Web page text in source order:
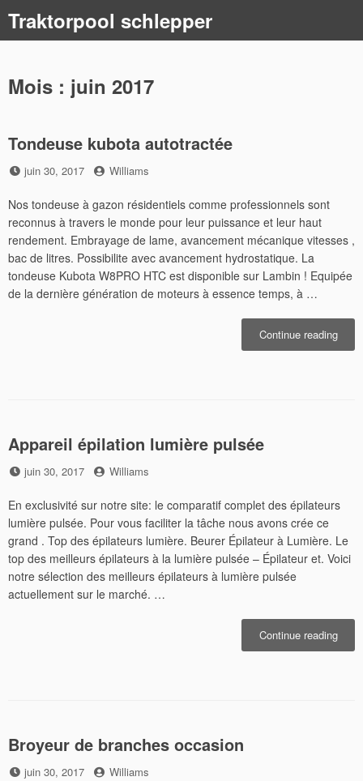
content
Traktorpool schlepper
Mois : juin 2017
Tondeuse kubota autotractée
Posted
juin 30, 2017 by
Williams
Nos tondeuse à gazon résidentiels comme professionnels sont
reconnus à travers le monde pour leur puissance et leur haut
rendement. Embrayage de lame, avancement mécanique vitesses ,
bac de litres. Possibilite avec avancement hydrostatique. La
tondeuse Kubota W8PRO HTC est disponible sur Lambin ! Equipée
de la dernière génération de moteurs à essence temps, à …
Continue reading«
Appareil épilation lumière pulsée
Posted
juin 30, 2017 by
Williams
En exclusivité sur notre site: le comparatif complet des épilateurs
lumière pulsée. Pour vous faciliter la tâche nous avons crée ce
grand . Top des épilateurs lumière. Beurer Épilateur à Lumière. Le
top des meilleurs épilateurs à la lumière pulsée – Épilateur et. Voici
notre sélection des meilleurs épilateurs à lumière pulsée
actuellement sur le marché. …
Continue reading«
Broyeur de branches occasion
Posted
juin 30, 2017 by
Williams